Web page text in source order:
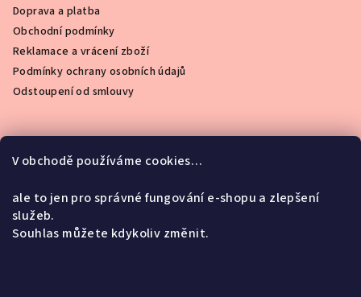
V obchodě používáme cookies…
ale to jen pro správné fungování e-shopu a zlepšení
služeb.
Souhlas můžete kdykoliv změnit.
Doprava a platba
Obchodní podmínky
Reklamace a vrácení zboží
Podmínky ochrany osobních údajů
Odstoupení od smlouvy
Instagram